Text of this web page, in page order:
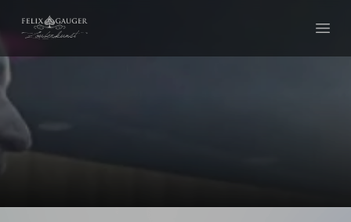
Felix Gauger